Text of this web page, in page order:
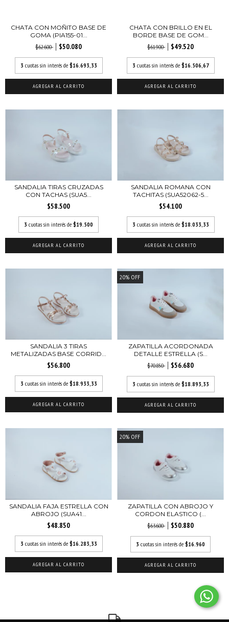
CHATA CON MOÑITO BASE DE
GOMA (PIA155-01...
$62.600
$50.080
3 cuotas sin interés de $16.693,33
AGREGAR AL CARRITO
CHATA CON BRILLO EN EL
BORDE BASE DE GOM...
$61.900
$49.520
3 cuotas sin interés de $16.506,67
AGREGAR AL CARRITO
SANDALIA TIRAS CRUZADAS
CON TACHAS (SUA5...
$58.500
3 cuotas sin interés de $19.500
AGREGAR AL CARRITO
SANDALIA ROMANA CON
TACHITAS (SUA52062-5...
$54.100
3 cuotas sin interés de $18.033,33
AGREGAR AL CARRITO
SANDALIA 3 TIRAS
METALIZADAS BASE CORRID...
$56.800
3 cuotas sin interés de $18.933,33
AGREGAR AL CARRITO
20% OFF
ZAPATILLA ACORDONADA
DETALLE ESTRELLA (S...
$70.850
$56.680
3 cuotas sin interés de $18.893,33
AGREGAR AL CARRITO
SANDALIA FAJA ESTRELLA CON
ABROJO (SUA41...
$48.850
3 cuotas sin interés de $16.283,33
AGREGAR AL CARRITO
20% OFF
ZAPATILLA CON ABROJO Y
CORDON ELASTICO (...
$63.600
$50.880
3 cuotas sin interés de $16.960
AGREGAR AL CARRITO